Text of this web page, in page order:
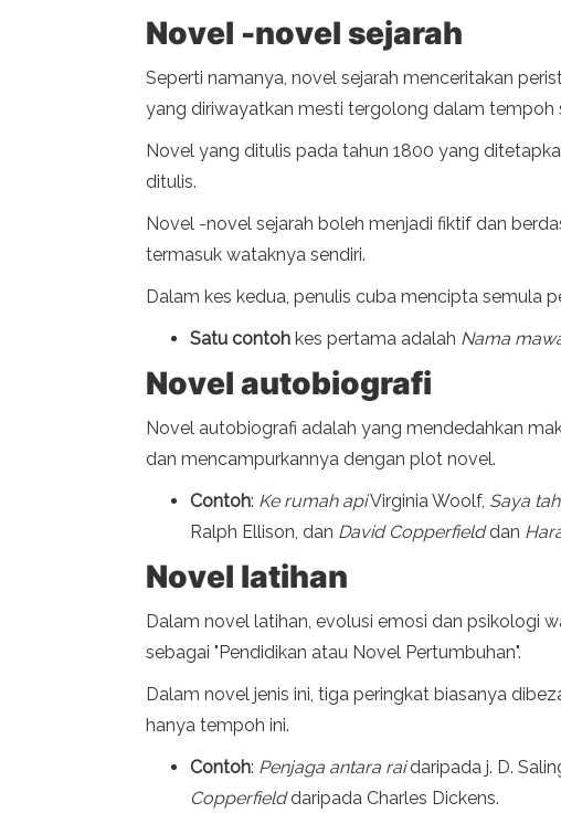
Novel -novel sejarah
Seperti namanya, novel sejarah menceritakan
yang diriwayatkan mesti tergolong dalam tempoh
Novel yang ditulis pada tahun 1800 yang
ditulis.
Novel -novel sejarah boleh menjadi fiktif dan
termasuk wataknya sendiri.
Dalam kes kedua, penulis cuba mencipta semula
Satu contoh kes pertama adalah Nama
Novel autobiografi
Novel autobiografi adalah yang mendedahkan
dan mencampurkannya dengan plot novel.
Contoh: Ke rumah apiVirginia Woolf, Saya
Ralph Ellison, dan David Copperfielddan
Novel latihan
Dalam novel latihan, evolusi emosi dan psikologi
sebagai "Pendidikan atau Novel Pertumbuhan".
Dalam novel jenis ini, tiga peringkat biasanya
hanya tempoh ini.
Contoh: Penjaga antara raidaripada j. D.
Copperfielddaripada Charles Dickens.